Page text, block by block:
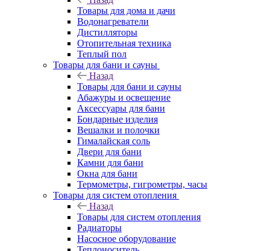
Товары для дома и дачи
Водонагреватели
Дистилляторы
Отопительная техника
Теплый пол
Товары для бани и сауны
Назад
Товары для бани и сауны
Абажуры и освещение
Аксессуары для бани
Бондарные изделия
Вешалки и полочки
Гималайская соль
Двери для бани
Камни для бани
Окна для бани
Термометры, гигрометры, часы
Товары для систем отопления
Назад
Товары для систем отопления
Радиаторы
Насосное оборудование